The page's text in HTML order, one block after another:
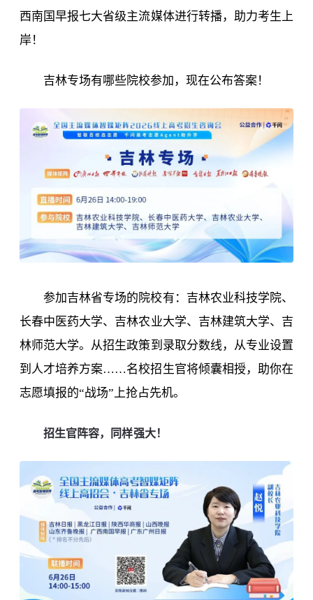
西南国早报七大省级主流媒体进行转播，助力考生上
岸！
吉林专场有哪些院校参加，现在公布答案！
参加吉林省专场的院校有： 吉林农业科技学院、
长春中医药大学、 吉林农业大学、 吉林建筑大学、 吉
林师范大学。从招生政策到录取分数线，从专业设置
到人才培养方案……名校招生官将倾囊相授，助你在
志愿填报的“战场”上抢占先机。
招生官阵容，同样强大！